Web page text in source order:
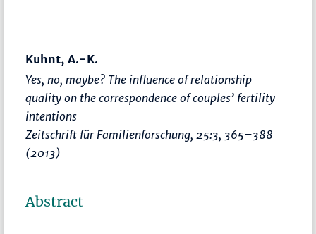
Kuhnt, A.-K.
Yes, no, maybe? The influence of relationship
quality on the correspondence of couples’ fertility
intentions
Zeitschrift für Familienforschung, 25:3, 365–388
(2013)
Abstract